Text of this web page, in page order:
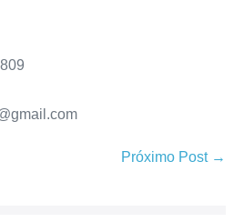
Próximo Post →